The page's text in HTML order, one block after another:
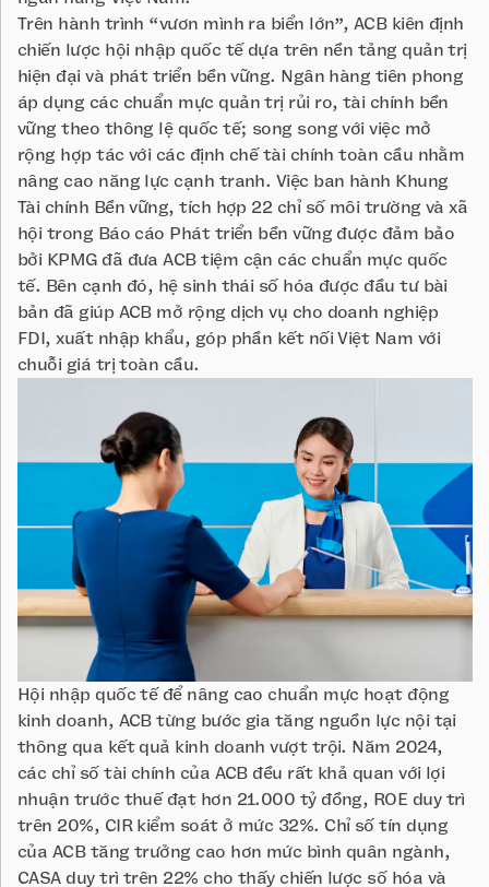
Trên hành trình “vươn mình ra biển lớn”, ACB kiên định
chiến lược hội nhập quốc tế dựa trên nền tảng quản trị
hiện đại và phát triển bền vững. Ngân hàng tiên phong
áp dụng các chuẩn mực quản trị rủi ro, tài chính bền
vững theo thông lệ quốc tế; song song với việc mở
rộng hợp tác với các định chế tài chính toàn cầu nhằm
nâng cao năng lực cạnh tranh. Việc ban hành Khung
Tài chính Bền vững, tích hợp 22 chỉ số môi trường và xã
hội trong Báo cáo Phát triển bền vững được đảm bảo
bởi KPMG đã đưa ACB tiệm cận các chuẩn mực quốc
tế. Bên cạnh đó, hệ sinh thái số hóa được đầu tư bài
bản đã giúp ACB mở rộng dịch vụ cho doanh nghiệp
FDI, xuất nhập khẩu, góp phần kết nối Việt Nam với
chuỗi giá trị toàn cầu.
Hội nhập quốc tế để nâng cao chuẩn mực hoạt động
kinh doanh, ACB từng bước gia tăng nguồn lực nội tại
thông qua kết quả kinh doanh vượt trội. Năm 2024,
các chỉ số tài chính của ACB đều rất khả quan với lợi
nhuận trước thuế đạt hơn 21.000 tỷ đồng, ROE duy trì
trên 20%, CIR kiểm soát ở mức 32%. Chỉ số tín dụng
của ACB tăng trưởng cao hơn mức bình quân ngành,
CASA duy trì trên 22% cho thấy chiến lược số hóa và